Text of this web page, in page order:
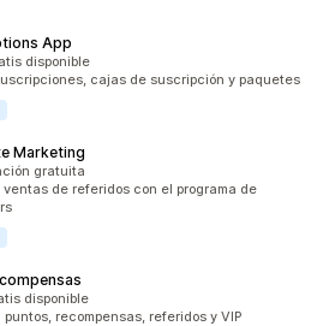
App
disponible
cajas de suscripción y paquetes
Marketing
gratuita
de referidos con el programa de
disponible
recompensas, referidos y VIP